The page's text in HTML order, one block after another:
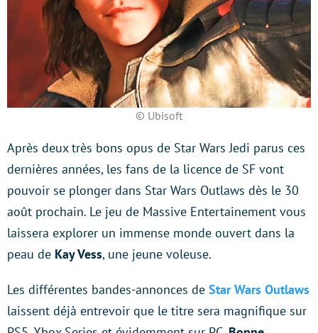
© Ubisoft
Après deux très bons opus de Star Wars Jedi parus ces
dernières années, les fans de la licence de SF vont
pouvoir se plonger dans Star Wars Outlaws dès le 30
août prochain. Le jeu de Massive Entertainement vous
laissera explorer un immense monde ouvert dans la
peau de Kay Vess, une jeune voleuse.
Les différentes bandes-annonces de Star Wars Outlaws
laissent déjà entrevoir que le titre sera magnifique sur